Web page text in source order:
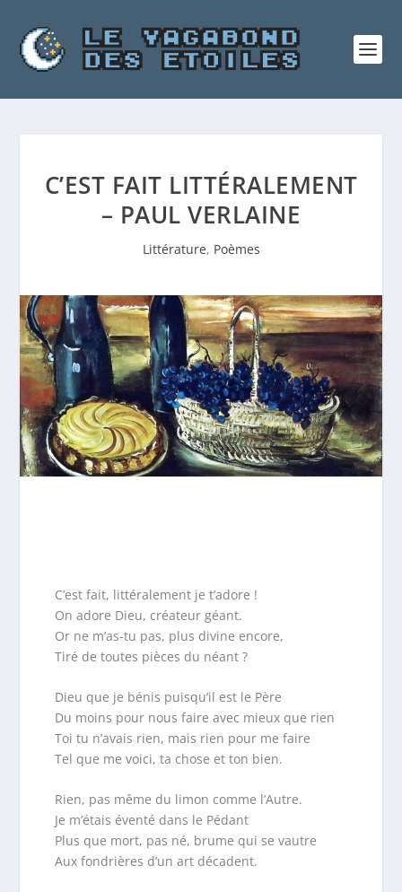
C’EST FAIT LITTÉRALEMENT
– PAUL VERLAINE
Littérature, Poèmes
C’est fait, littéralement je t’adore !
On adore Dieu, créateur géant.
Or ne m’as-tu pas, plus divine encore,
Tiré de toutes pièces du néant ?
Dieu que je bénis puisqu’il est le Père
Du moins pour nous faire avec mieux que rien
Toi tu n’avais rien, mais rien pour me faire
Tel que me voici, ta chose et ton bien.
Rien, pas même du limon comme l’Autre.
Je m’étais éventé dans le Pédant
Plus que mort, pas né, brume qui se vautre
Aux fondrières d’un art décadent.